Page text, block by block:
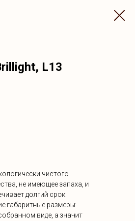
L13
чистого
не имеющее запаха, и
долгий срок
габаритные размеры:
виде, а значит